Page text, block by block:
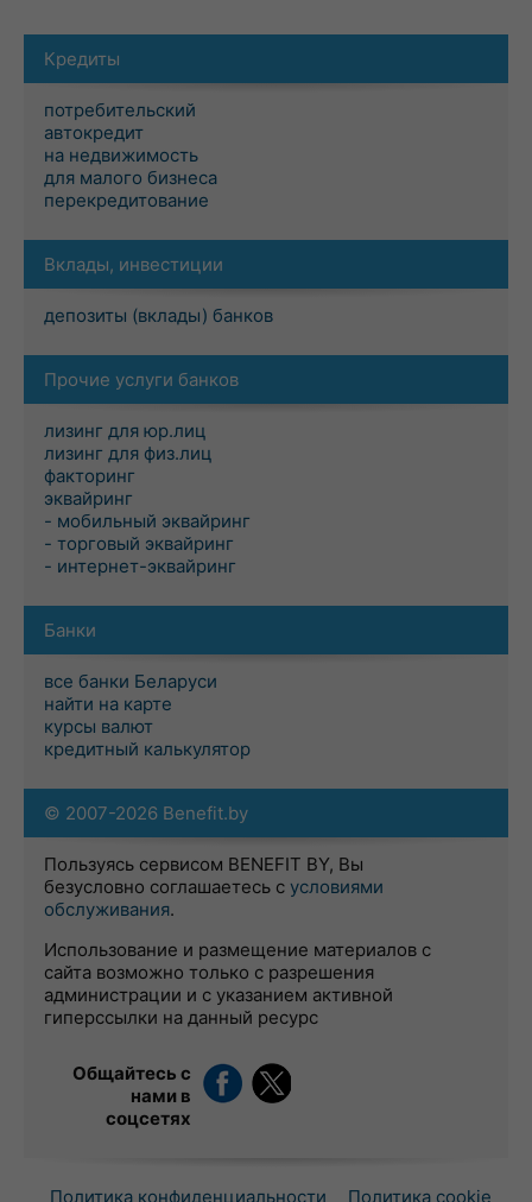
Кредиты
потребительский
автокредит
на недвижимость
для малого бизнеса
перекредитование
Вклады, инвестиции
депозиты (вклады) банков
Прочие услуги банков
лизинг для юр.лиц
лизинг для физ.лиц
факторинг
эквайринг
- мобильный эквайринг
- торговый эквайринг
- интернет-эквайринг
Банки
все банки Беларуси
найти на карте
курсы валют
кредитный калькулятор
© 2007-2026 Benefit.by
Пользуясь сервисом BENEFIT BY, Вы
безусловно соглашаетесь с условиями
обслуживания.
Использование и размещение материалов с
сайта возможно только с разрешения
администрации и с указанием активной
гиперссылки на данный ресурс
Общайтесь с
нами в
соцсетях
Политика конфиденциальности Политика cookie